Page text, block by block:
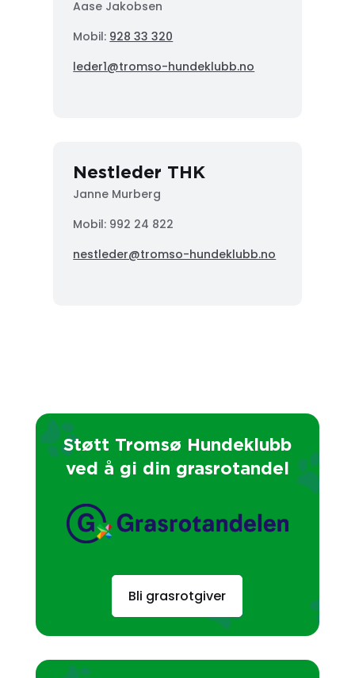
Aase Jakobsen
Mobil: 928 33 320
leder1@tromso-hundeklubb.no
Nestleder THK
Janne Murberg
Mobil: 992 24 822
nestleder@tromso-hundeklubb.no
Støtt Tromsø Hundeklubb
ved å gi din grasrotandel
Bli grasrotgiver